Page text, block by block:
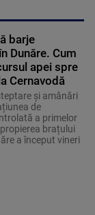
barje
Dunăre. Cum
apei spre
Cernavodă
și amânări
de
a primelor
brațului
a început vineri